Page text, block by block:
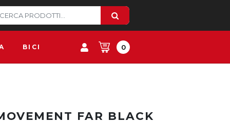
BICI 0
FAR BLACK